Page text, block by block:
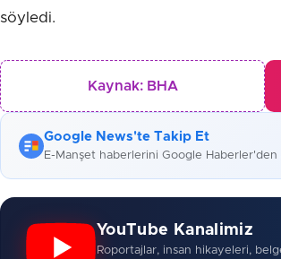
söyledi.
Kaynak: BHA
Google News'te Takip Et
E-Manşet haberlerini Google Haberler'den
YouTube Kanalimiz
Roportajlar, insan hikayeleri,